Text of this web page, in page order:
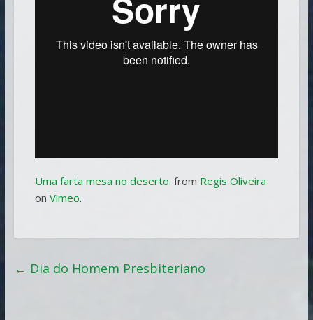
Uma farta mesa no deserto. from Regis Oliveira
on Vimeo.
← Dia do Homem Presbiteriano